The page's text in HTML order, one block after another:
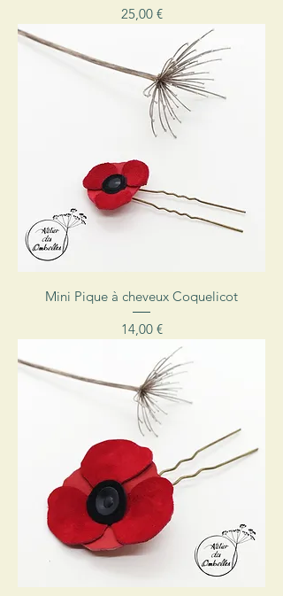
Prix
25,00 €
Mini Pique à cheveux Coquelicot
Prix
14,00 €